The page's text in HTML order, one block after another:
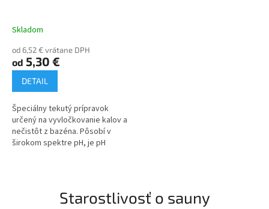
Skladom
od 6,52 € vrátane DPH
od 5,30 €
DETAIL
Špeciálny tekutý prípravok
určený na vyvločkovanie kalov a
nečistôt z bazéna. Pôsobí v
širokom spektre pH, je pH
Starostlivosť o sauny